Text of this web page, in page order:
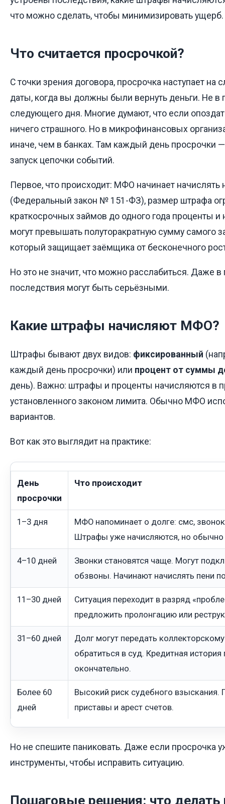
что можно сделать, чтобы минимизировать ущерб.
Что считается просрочкой?
С точки зрения договора, просрочка наступает
даты, когда вы должны были вернуть деньги. Не в
следующего дня. Многие думают, что если
ничего страшного. Но в микрофинансовых
иначе, чем в банках. Там каждый день просрочки
запуск цепочки событий.
Первое, что происходит: МФО начинает начислять
(Федеральный закон № 151-ФЗ), размер штрафа
краткосрочных займов до одного года проценты и
могут превышать полуторакратную сумму самого
который защищает заёмщика от бесконечного
Но это не значит, что можно расслабиться. Даже в
последствия могут быть серьёзными.
Какие штрафы начисляют МФО?
Штрафы бывают двух видов: фиксированный
каждый день просрочки) или процент от суммы
день). Важно: штрафы и проценты начисляются в
установленного законом лимита. Обычно МФО
вариантов.
Вот как это выглядит на практике:
День
просрочки
Что происходит
1–3 дня
МФО напоминает о долге: смс,
Штрафы уже начисляются, но
4–10 дней
Звонки становятся чаще. Могут
обзвоны. Начинают начислять пени
11–30 дней
Ситуация переходит в разряд
предложить пролонгацию или
31–60 дней
Долг могут передать коллекторскому
обратиться в суд. Кредитная история
окончательно.
Более 60
дней
Высокий риск судебного взыскания.
приставы и арест счетов.
Но не спешите паниковать. Даже если просрочка
инструменты, чтобы исправить ситуацию.
Пошаговые решения: что делать